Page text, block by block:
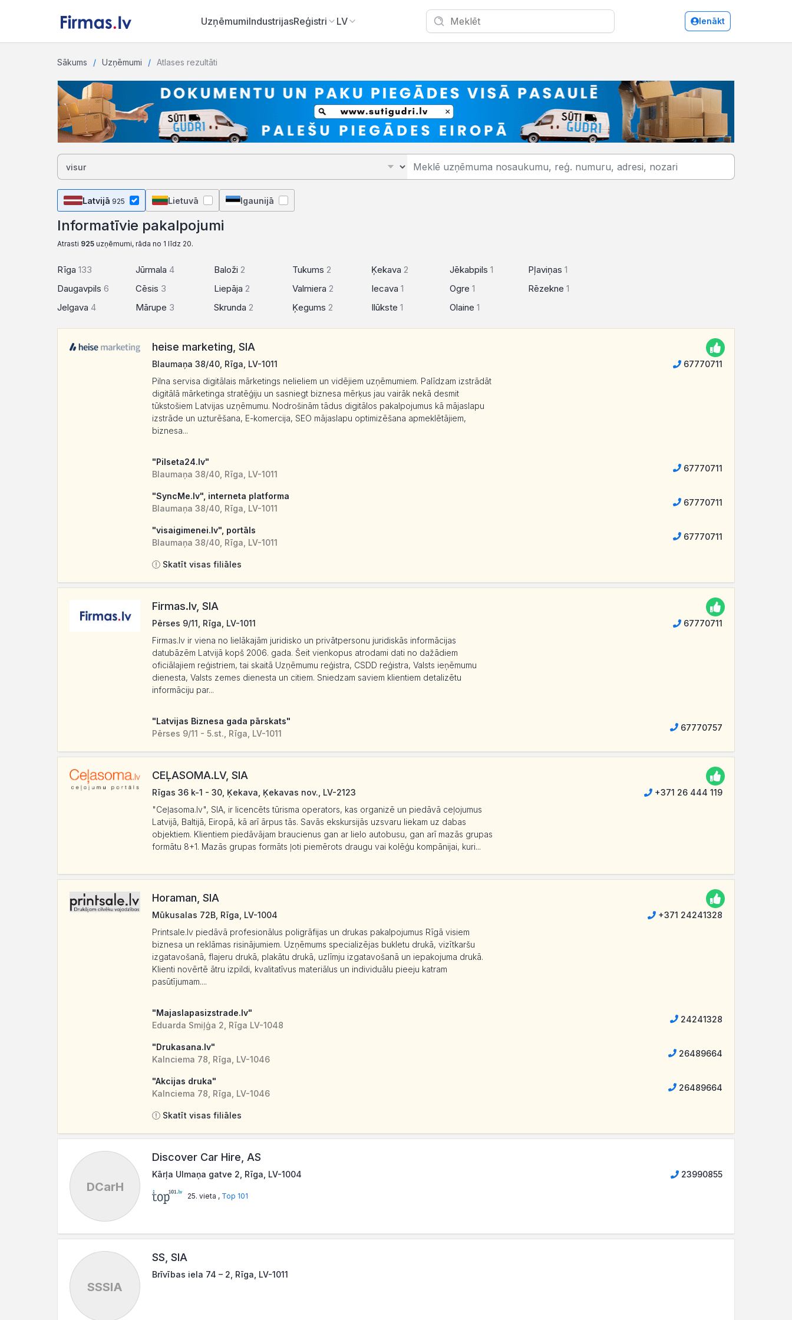
UzņēmumiIndustrijasReģistri LV Ienākt
Sākums Uzņēmumi Atlases rezultāti
Informatīvie pakalpojumi
Latvijā 925 Lietuvā Igaunijā
Informatīvie pakalpojumi
Atrasti 925 uzņēmumi, rāda no 1 līdz 20.
Rīga 133
Daugavpils 6
Jelgava 4
Jūrmala4
Cēsis 3
Mārupe 3
Baloži2
Liepāja2
Skrunda2
Tukums2
Valmiera2
Ķegums2
Ķekava 2
Iecava 1
Ilūkste 1
Jēkabpils 1
Ogre 1
Olaine 1
Pļaviņas 1
Rēzekne 1
heise marketing, SIA
Blaumaņa 38/40, Rīga, LV-1011
67770711
Pilna servisa digitālais mārketings nelieliem un vidējiem uzņēmumiem. Palīdzam izstrādāt
digitālā mārketinga stratēģiju un sasniegt biznesa mērķus jau vairāk nekā desmit
tūkstošiem Latvijas uzņēmumu. Nodrošinām tādus digitālos pakalpojumus kā mājaslapu
izstrāde un uzturēšana, E-komercija, SEO mājaslapu optimizēšana apmeklētājiem,
biznesa...
"Pilseta24.lv"
Blaumaņa 38/40, Rīga, LV-1011
67770711
"SyncMe.lv", interneta platforma
Blaumaņa 38/40, Rīga, LV-1011
67770711
"visaigimenei.lv", portāls
Blaumaņa 38/40, Rīga, LV-1011
67770711
Skatīt visas filiāles
Firmas.lv, SIA
Pērses 9/11, Rīga, LV-1011
67770711
Firmas.lv ir viena no lielākajām juridisko un privātpersonu juridiskās informācijas
datubāzēm Latvijā kopš 2006. gada. Šeit vienkopus atrodami dati no dažādiem
oficiālajiem reģistriem, tai skaitā Uzņēmumu reģistra, CSDD reģistra, Valsts ieņēmumu
dienesta, Valsts zemes dienesta un citiem. Sniedzam saviem klientiem detalizētu
informāciju par...
"Latvijas Biznesa gada pārskats"
Pērses 9/11 - 5.st., Rīga, LV-1011
67770757
CEĻASOMA.LV, SIA
Rīgas 36 k-1 - 30, Ķekava, Ķekavas nov., LV-2123
+371 26 444 119
"Ceļasoma.lv", SIA, ir licencēts tūrisma operators, kas organizē un piedāvā ceļojumus
Latvijā, Baltijā, Eiropā, kā arī ārpus tās. Savās ekskursijās uzsvaru liekam uz dabas
objektiem. Klientiem piedāvājam braucienus gan ar lielo autobusu, gan arī mazās grupas
formātu 8+1. Mazās grupas formāts ļoti piemērots draugu vai kolēģu kompānijai, kuri...
Horaman, SIA
Mūkusalas 72B, Rīga, LV-1004
+371 24241328
Printsale.lv piedāvā profesionālus poligrāfijas un drukas pakalpojumus Rīgā visiem
biznesa un reklāmas risinājumiem. Uzņēmums specializējas bukletu drukā, vizītkaršu
izgatavošanā, flajeru drukā, plakātu drukā, uzlīmju izgatavošanā un iepakojuma drukā.
Klienti novērtē ātru izpildi, kvalitatīvus materiālus un individuālu pieeju katram
pasūtījumam....
"Majaslapasizstrade.lv"
Eduarda Smiļģa 2, Rīga LV-1048
24241328
"Drukasana.lv"
Kalnciema 78, Rīga, LV-1046
26489664
"Akcijas druka"
Kalnciema 78, Rīga, LV-1046
26489664
Skatīt visas filiāles
DCarH
Discover Car Hire, AS
Kārļa Ulmaņa gatve 2, Rīga, LV-1004 23990855
25. vieta , Top 101
SSSIA
SS, SIA
Brīvības iela 74 – 2, Rīga, LV-1011